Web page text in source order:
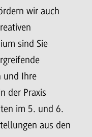
wir auch
sind Sie
und Ihre
der Praxis
im 5. und 6.
aus den